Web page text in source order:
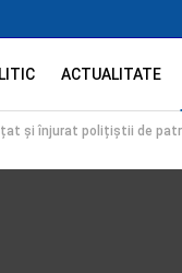
ACTUALITATE
și înjurat polițiștii de